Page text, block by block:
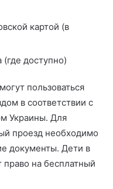
картой (в
доступно)
пользоваться
в соответствии с
Украины. Для
проезд необходимо
документы. Дети в
на бесплатный